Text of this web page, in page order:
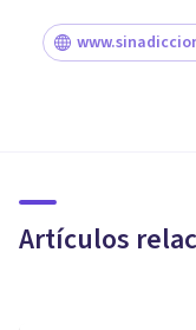
Artículos
intentan